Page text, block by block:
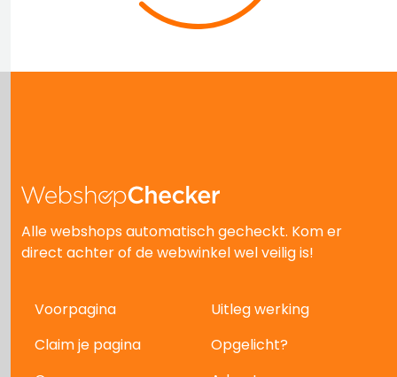
Alle webshops automatisch gecheckt. Kom er
direct achter of de webwinkel wel veilig is!
Voorpagina
Uitleg werking
Claim je pagina
Opgelicht?